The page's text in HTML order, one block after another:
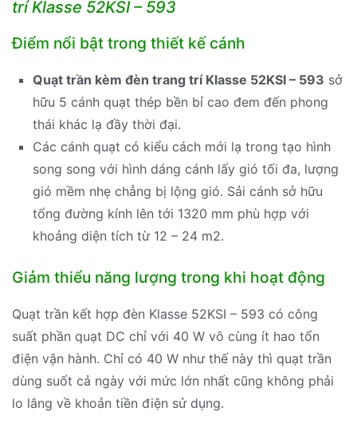
trí Klasse 52KSI – 593
Điểm nổi bật trong thiết kế cánh
Quạt trần kèm đèn trang trí Klasse 52KSI – 593 sở
hữu 5 cánh quạt thép bền bỉ cao đem đến phong
thái khác lạ đầy thời đại.
Các cánh quạt có kiểu cách mới lạ trong tạo hình
song song với hình dáng cánh lấy gió tối đa, lượng
gió mềm nhẹ chẳng bị lộng gió. Sải cánh sở hữu
tổng đường kính lên tới 1320 mm phù hợp với
khoảng diện tích từ 12 – 24 m2.
Giảm thiểu năng lượng trong khi hoạt động
Quạt trần kết hợp đèn Klasse 52KSI – 593 có công
suất phần quạt DC chỉ với 40 W vô cùng ít hao tổn
điện vận hành. Chỉ có 40 W như thế này thì quạt trần
dùng suốt cả ngày với mức lớn nhất cũng không phải
lo lắng về khoản tiền điện sử dụng.